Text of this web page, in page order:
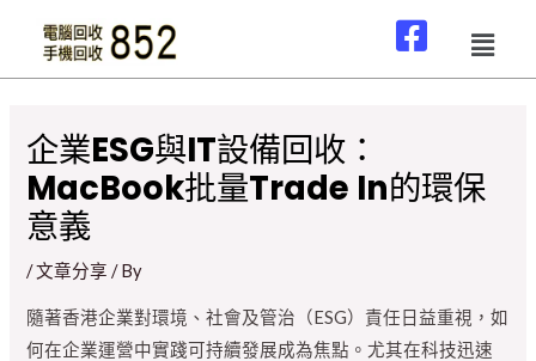
企業ESG與IT設備回收：
MacBook批量Trade In的環保
意義
/文章分享 / By
隨著香港企業對環境、社會及管治（ESG）責任日益重視，如
何在企業運營中實踐可持續發展成為焦點。尤其在科技迅速